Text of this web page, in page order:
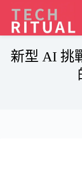
content
新型 AI 挑